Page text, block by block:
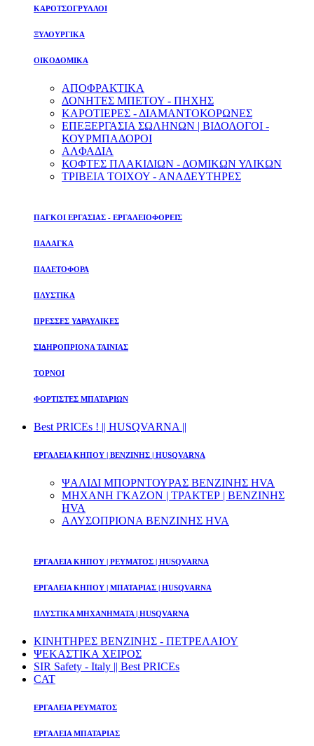
ΚΑΡΟΤΣΟΓΡΥΛΛΟΙ
ΞΥΛΟΥΡΓΙΚΑ
ΟΙΚΟΔΟΜΙΚΑ
ΑΠΟΦΡΑΚΤΙΚΑ
ΔΟΝΗΤΕΣ ΜΠΕΤΟΥ - ΠΗΧΗΣ
ΚΑΡΟΤΙΕΡΕΣ - ΔΙΑΜΑΝΤΟΚΟΡΩΝΕΣ
ΕΠΕΞΕΡΓΑΣΙΑ ΣΩΛΗΝΩΝ | ΒΙΔΟΛΟΓΟΙ -
ΚΟΥΡΜΠΑΔΟΡΟΙ
ΑΛΦΑΔΙΑ
ΚΟΦΤΕΣ ΠΛΑΚΙΔΙΩΝ - ΔΟΜΙΚΩΝ ΥΛΙΚΩΝ
ΤΡΙΒΕΙΑ ΤΟΙΧΟΥ - ΑΝΑΔΕΥΤΗΡΕΣ
ΠΑΓΚΟΙ ΕΡΓΑΣΙΑΣ - ΕΡΓΑΛΕΙΟΦΟΡΕΙΣ
ΠΑΛΑΓΚΑ
ΠΑΛΕΤΟΦΟΡΑ
ΠΛΥΣΤΙΚΑ
ΠΡΕΣΣΕΣ ΥΔΡΑΥΛΙΚΕΣ
ΣΙΔΗΡΟΠΡΙΟΝΑ ΤΑΙΝΙΑΣ
ΤΟΡΝΟΙ
ΦΟΡΤΙΣΤΕΣ ΜΠΑΤΑΡΙΩΝ
Best PRICEs ! || HUSQVARNA ||
ΕΡΓΑΛΕΙΑ ΚΗΠΟΥ | ΒΕΝΖΙΝΗΣ | HUSQVARNA
ΨΑΛΙΔΙ ΜΠΟΡΝΤΟΥΡΑΣ ΒΕΝΖΙΝΗΣ HVA
ΜΗΧΑΝΗ ΓΚΑΖΟΝ | ΤΡΑΚΤΕΡ | ΒΕΝΖΙΝΗΣ
HVA
ΑΛΥΣΟΠΡΙΟΝΑ ΒΕΝΖΙΝΗΣ HVA
ΕΡΓΑΛΕΙΑ ΚΗΠΟΥ | ΡΕΥΜΑΤΟΣ | HUSQVARNA
ΕΡΓΑΛΕΙΑ ΚΗΠΟΥ | ΜΠΑΤΑΡΙΑΣ | HUSQVARNA
ΠΛΥΣΤΙΚΑ ΜΗΧΑΝΗΜΑΤΑ | HUSQVARNA
ΚΙΝΗΤΗΡΕΣ ΒΕΝΖΙΝΗΣ - ΠΕΤΡΕΛΑΙΟΥ
ΨΕΚΑΣΤΙΚΑ ΧΕΙΡΟΣ
SIR Safety - Italy || Best PRICEs
CAT
ΕΡΓΑΛΕΙΑ ΡΕΥΜΑΤΟΣ
ΕΡΓΑΛΕΙΑ ΜΠΑΤΑΡΙΑΣ